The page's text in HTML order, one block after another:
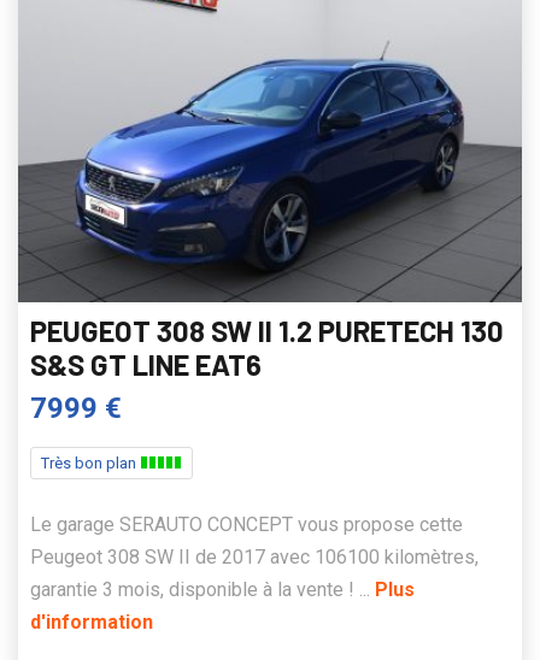
PEUGEOT 308 SW II 1.2 PURETECH 130
S&S GT LINE EAT6
7999 €
Très bon plan
Le garage SERAUTO CONCEPT vous propose cette
Peugeot 308 SW II de 2017 avec 106100 kilomètres,
garantie 3 mois, disponible à la vente ! ... Plus
d'information